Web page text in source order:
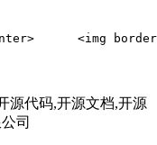
<img
源代码,开源文档,开源
司